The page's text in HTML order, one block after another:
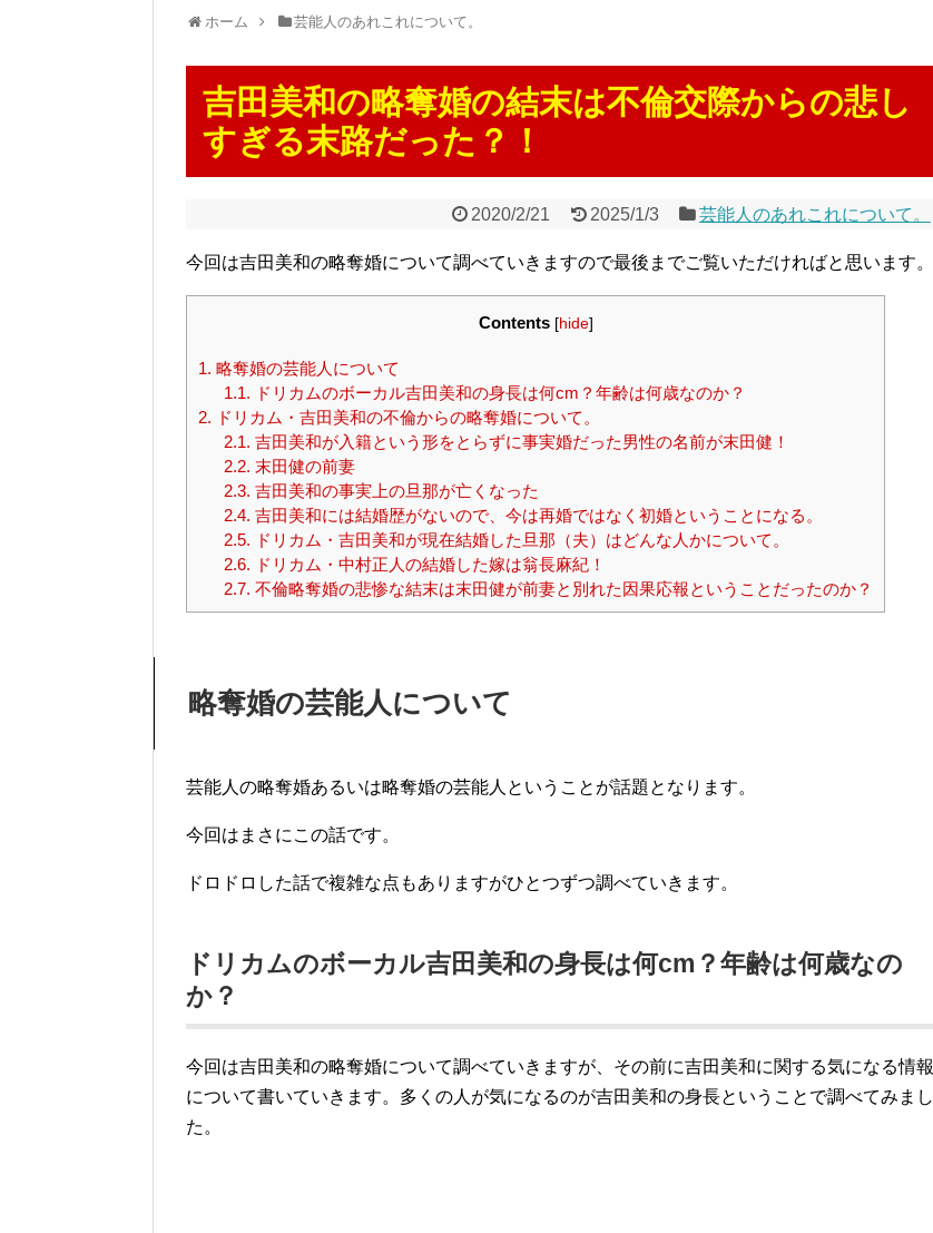
ホーム 芸能人のあれこれについて。
吉田美和の略奪婚の結末は不倫交際からの悲し
すぎる末路だった？！
2020/2/21 2025/1/3 芸能人のあれこれについて。
今回は吉田美和の略奪婚について調べていきますので最後までご覧いただければと思います。
Contents [hide]
1. 略奪婚の芸能人について
1.1. ドリカムのボーカル吉田美和の身長は何cm？年齢は何歳なのか？
2. ドリカム・吉田美和の不倫からの略奪婚について。
2.1. 吉田美和が入籍という形をとらずに事実婚だった男性の名前が末田健！
2.2. 末田健の前妻
2.3. 吉田美和の事実上の旦那が亡くなった
2.4. 吉田美和には結婚歴がないので、今は再婚ではなく初婚ということになる。
2.5. ドリカム・吉田美和が現在結婚した旦那（夫）はどんな人かについて。
2.6. ドリカム・中村正人の結婚した嫁は翁長麻紀！
2.7. 不倫略奪婚の悲惨な結末は末田健が前妻と別れた因果応報ということだったのか？
略奪婚の芸能人について
芸能人の略奪婚あるいは略奪婚の芸能人ということが話題となります。
今回はまさにこの話です。
ドロドロした話で複雑な点もありますがひとつずつ調べていきます。
ドリカムのボーカル吉田美和の身長は何cm？年齢は何歳なの
か？
今回は吉田美和の略奪婚について調べていきますが、その前に吉田美和に関する気になる情報
について書いていきます。多くの人が気になるのが吉田美和の身長ということで調べてみまし
た。